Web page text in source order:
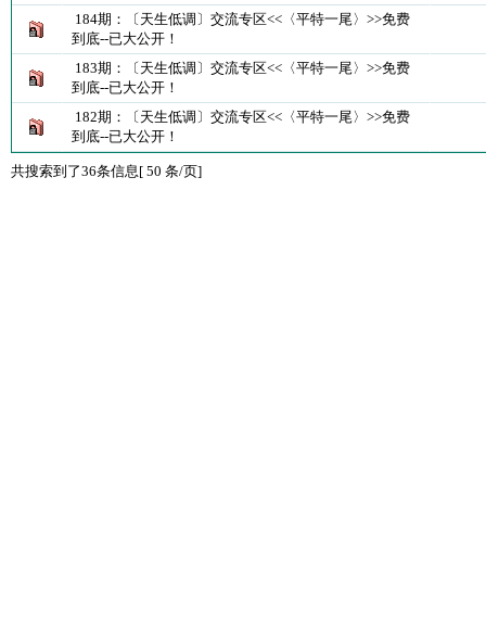
184期：〔天生低调〕交流专区<<〈平特一尾〉>>免费
到底--已大公开！
183期：〔天生低调〕交流专区<<〈平特一尾〉>>免费
到底--已大公开！
182期：〔天生低调〕交流专区<<〈平特一尾〉>>免费
到底--已大公开！
共搜索到了36条信息[ 50 条/页]